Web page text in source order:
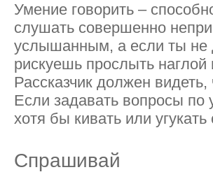
Умение говорить –
слушать совершенно
услышанным, а если ты не
рискуешь прослыть
Рассказчик должен
Если задавать вопросы по
хотя бы кивать или
Спрашивай